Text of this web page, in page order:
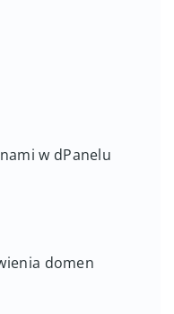
w dPanelu
domen